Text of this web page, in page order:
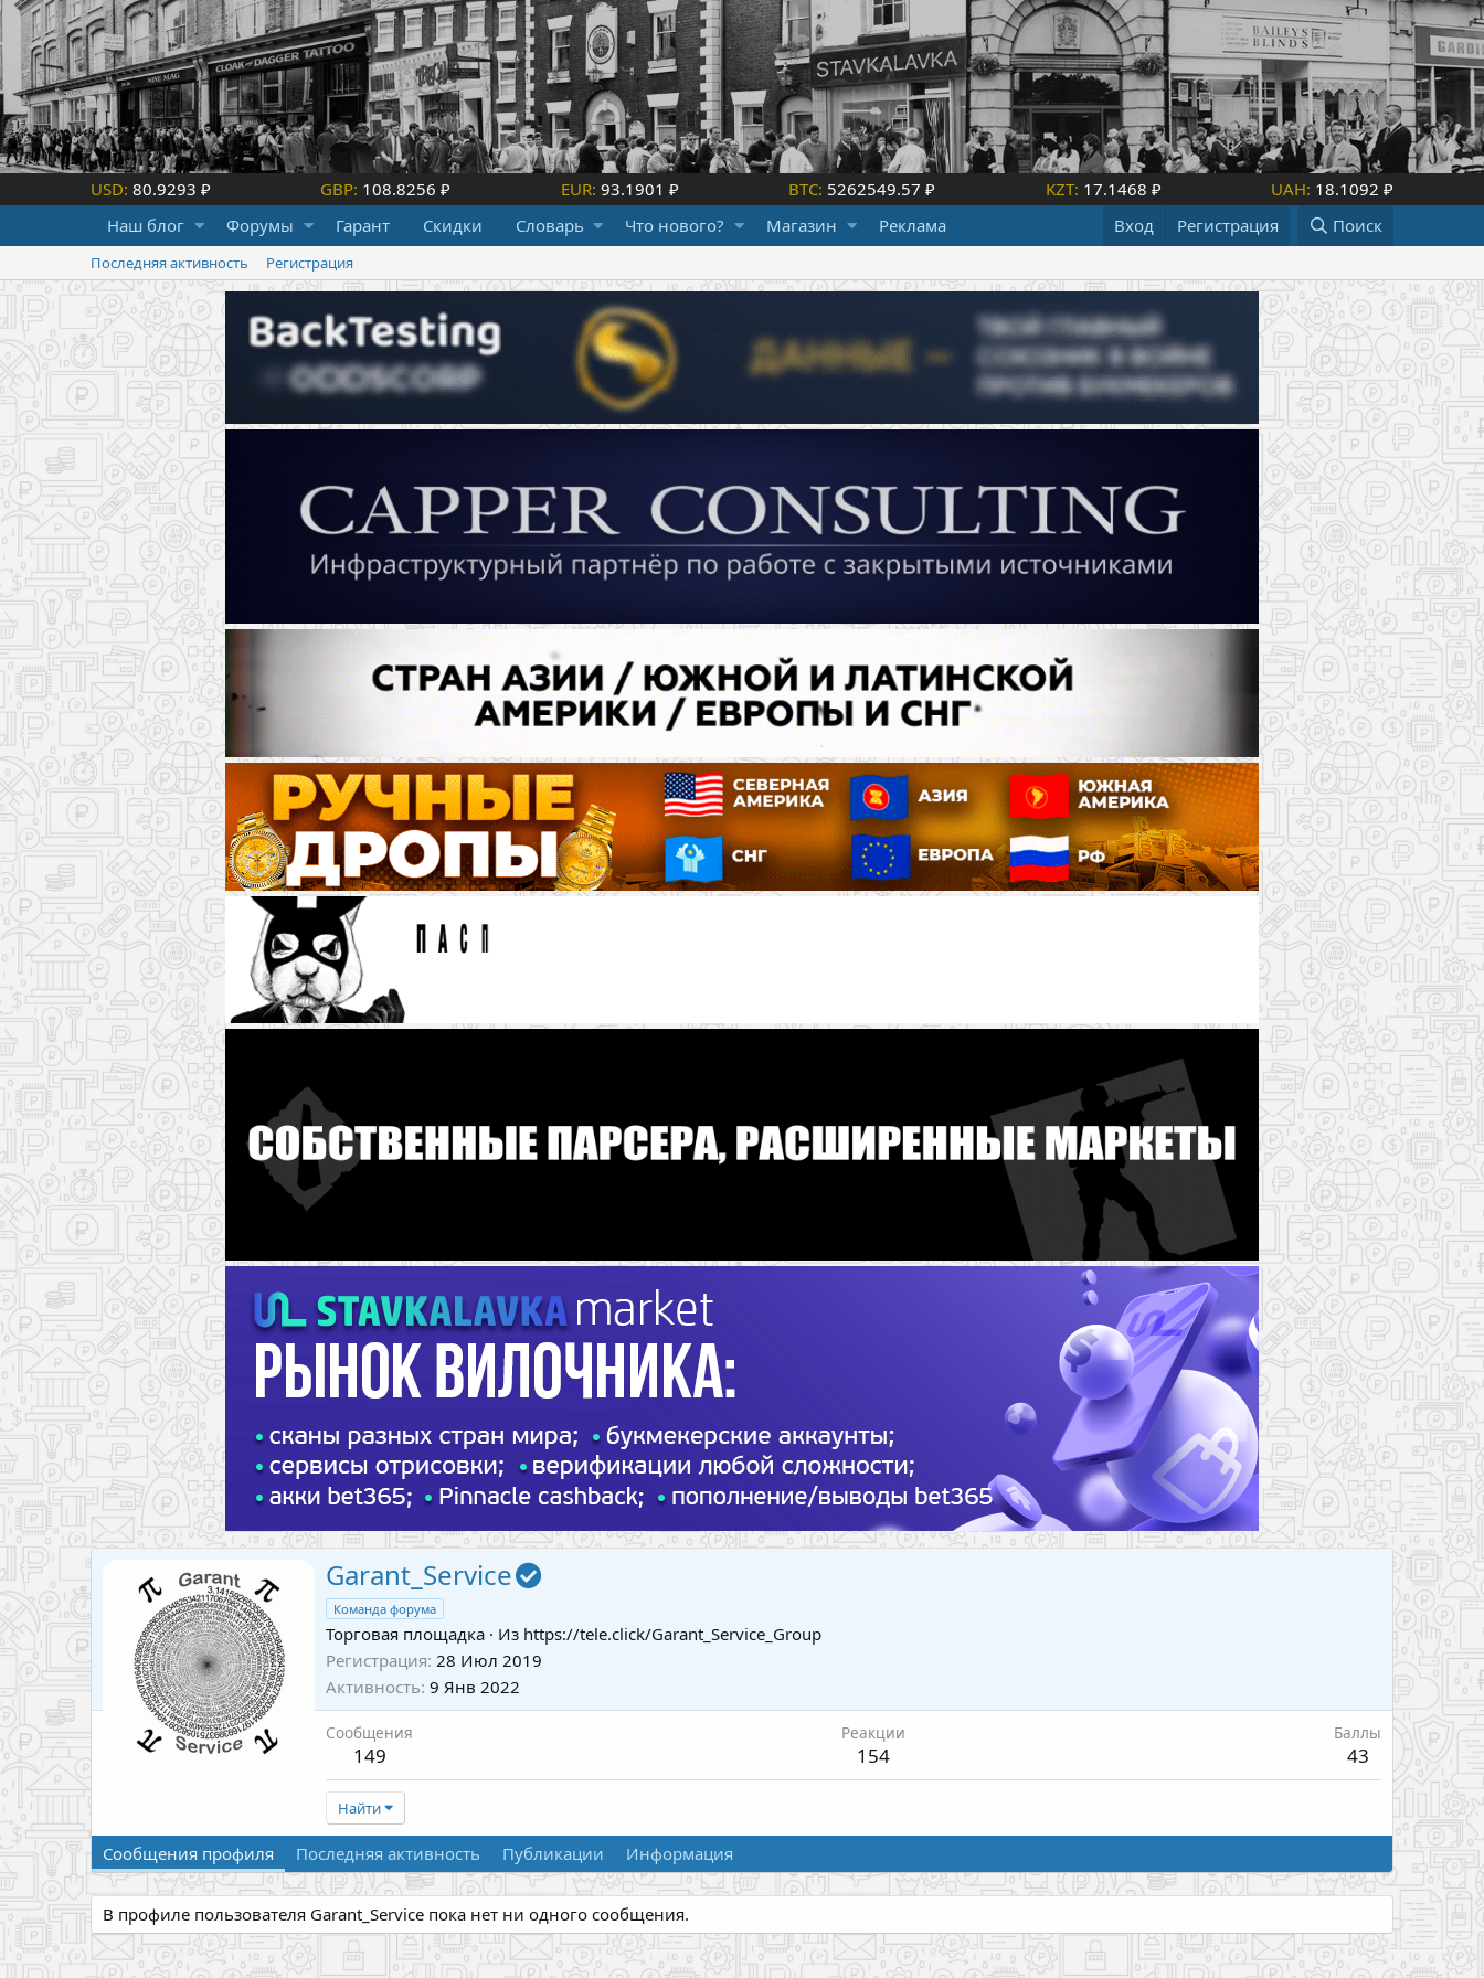
USD: 80.9293 ₽ GBP: 108.8256 ₽ EUR: 93.1901 ₽ BTC: 5262549.57 ₽ KZT: 17.1468 ₽ UAH: 18.1092 ₽
Наш блог
Форумы Гарант Скидки Словарь Что нового? Магазин Реклама Вход Регистрация Поиск
Последняя активность Регистрация
Garant_Service
Команда форума
Торговая площадка · Из https://tele.click/Garant_Service_Group
Регистрация 28 Июл 2019
Активность 9 Янв 2022
Сообщения
149
Реакции
154
Баллы
43
Найти
Сообщения профиля Последняя активность Публикации Информация
В профиле пользователя Garant_Service пока нет ни одного сообщения.